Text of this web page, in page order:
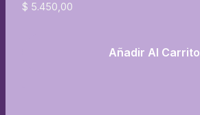
$ 5.450,00
Añadir Al Carrito